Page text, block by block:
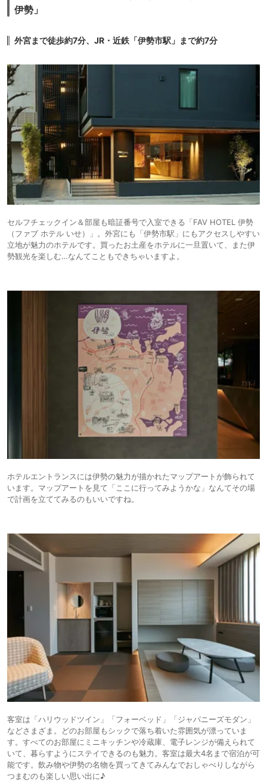
伊勢」
外宮まで徒歩約7分、JR・近鉄「伊勢市駅」まで約7分
セルフチェックイン＆部屋も暗証番号で入室できる「FAV HOTEL 伊勢
（ファブ ホテル いせ）」。外宮にも「伊勢市駅」にもアクセスしやすい
立地が魅力のホテルです。買ったお土産をホテルに一旦置いて、また伊
勢観光を楽しむ…なんてこともできちゃいますよ。
ホテルエントランスには伊勢の魅力が描かれたマップアートが飾られて
います。マップアートを見て「ここに行ってみようかな」なんてその場
で計画を立ててみるのもいいですね。
客室は「ハリウッドツイン」「フォーベッド」「ジャパニーズモダン」
などさまざま。どのお部屋もシックで落ち着いた雰囲気が漂っていま
す。すべてのお部屋にミニキッチンや冷蔵庫、電子レンジが備えられて
いて、暮らすようにステイできるのも魅力。客室は最大4名まで宿泊が可
能です。飲み物や伊勢の名物を買ってきてみんなでおしゃべりしながら
つまむのも楽しい思い出に♪